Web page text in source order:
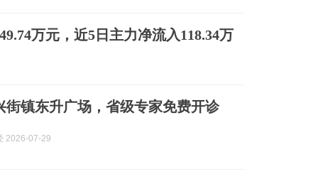
万元，近5日主力净流入118.34万
街镇东升广场，省级专家免费开诊
2026-07-29